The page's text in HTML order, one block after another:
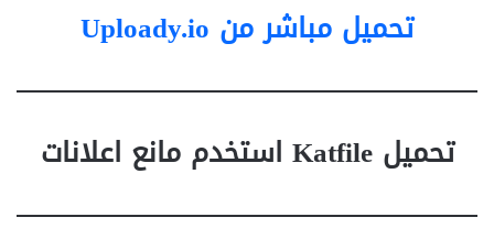
تحميل مباشر من Uploady.io
تحميل Katfile استخدم مانع اعلانات